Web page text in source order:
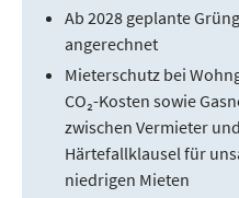
Ab 2028 geplante
angerechnet
Mieterschutz bei
CO₂-Kosten sowie
zwischen Vermieter
Härtefallklausel für
niedrigen Mieten